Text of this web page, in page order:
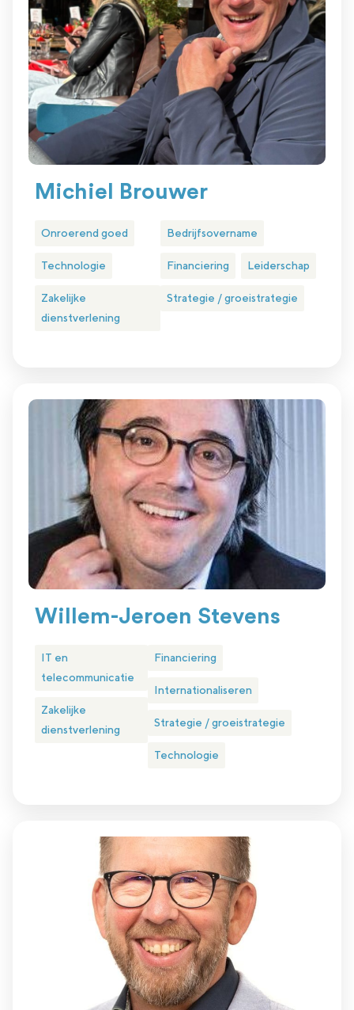
Michiel Brouwer
Onroerend goed
Technologie
Zakelijke
dienstverlening
Bedrijfsovername
Financiering Leiderschap
Strategie / groeistrategie
Willem-Jeroen Stevens
IT en
telecommunicatie
Zakelijke
dienstverlening
Financiering
Internationaliseren
Strategie / groeistrategie
Technologie